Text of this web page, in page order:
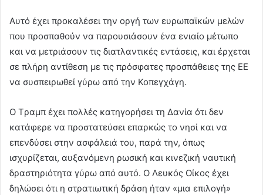
Αυτό έχει προκαλέσει την οργή των ευρωπαϊκών μελών
που προσπαθούν να παρουσιάσουν ένα ενιαίο μέτωπο
και να μετριάσουν τις διατλαντικές εντάσεις, και έρχεται
σε πλήρη αντίθεση με τις πρόσφατες προσπάθειες της ΕΕ
να συσπειρωθεί γύρω από την Κοπεγχάγη.
Ο Tραμπ έχει πολλές κατηγορήσει τη Δανία ότι δεν
κατάφερε να προστατεύσει επαρκώς το νησί και να
επενδύσει στην ασφάλειά του, παρά την, όπως
ισχυρίζεται, αυξανόμενη ρωσική και κινεζική ναυτική
δραστηριότητα γύρω από αυτό. Ο Λευκός Οίκος έχει
δηλώσει ότι η στρατιωτική δράση ήταν «μια επιλογή»